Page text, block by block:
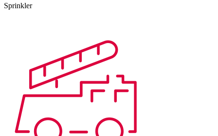
Sprinkler